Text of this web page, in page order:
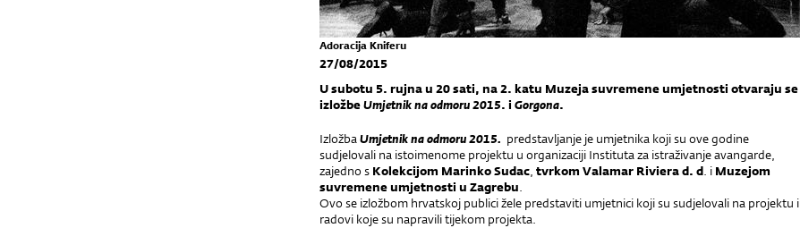
Adoracija Kniferu
27/08/2015
U subotu 5. rujna u 20 sati, na 2. katu Muzeja suvremene umjetnosti otvaraju se
izložbeUmjetnik na odmoru 2015. i Gorgona.
IzložbaUmjetnik na odmoru 2015. predstavljanje je umjetnika koji su ove godine
sudjelovali na istoimenome projektu u organizaciji Instituta za istraživanje avangarde,
zajedno s Kolekcijom Marinko Sudac, tvrkom Valamar Riviera d. d. i Muzejom
suvremene umjetnosti u Zagrebu.
Ovo se izložbom hrvatskoj publici žele predstaviti umjetnici koji su sudjelovali na projektu i
radovi koje su napravili tijekom projekta.